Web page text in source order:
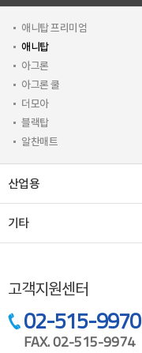
애니탑 프리미엄
애니탑
아그론
아그론 쿨
더모아
블랙탑
알찬매트
산업용
기타
고객지원센터
02-515-9970
FAX. 02-515-9974